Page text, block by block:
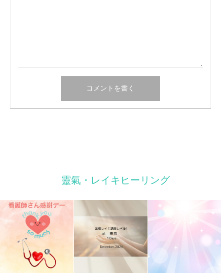
靈氣・レイキヒーリング